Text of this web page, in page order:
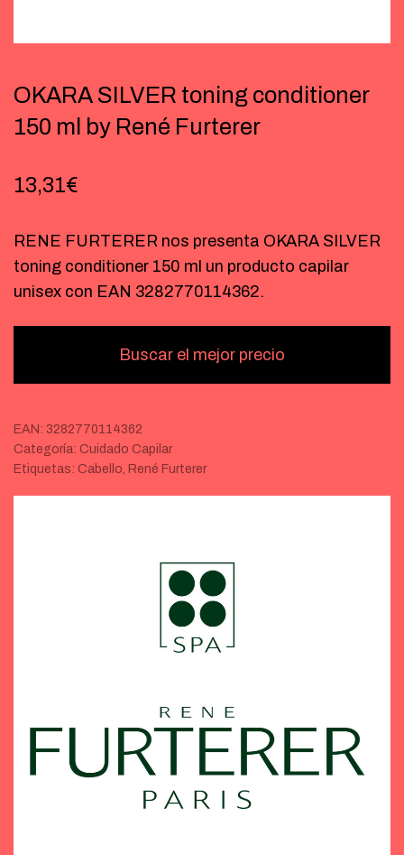
OKARA SILVER toning conditioner
150 ml by René Furterer
13,31€
RENE FURTERER nos presenta OKARA SILVER
toning conditioner 150 ml un producto capilar
unisex con EAN 3282770114362.
Buscar el mejor precio
EAN: 3282770114362
Categoría: Cuidado Capilar
Etiquetas: Cabello, René Furterer